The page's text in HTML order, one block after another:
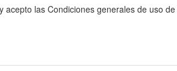
acepto las Condiciones generales de uso